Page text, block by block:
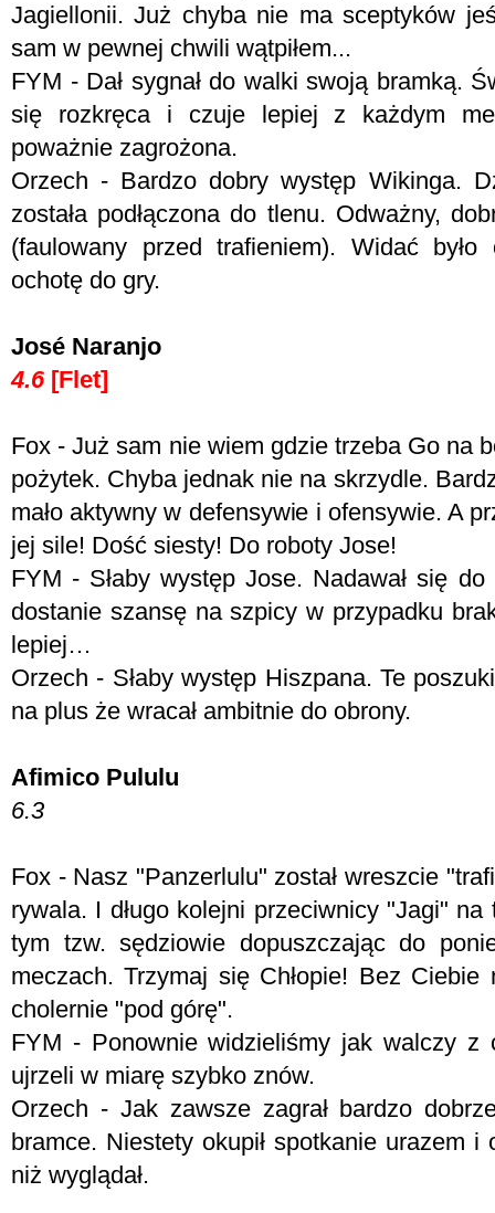
Jagiellonii. Już chyba nie ma sceptyków
sam w pewnej chwili wątpiłem...
FYM - Dał sygnał do walki swoją bramką.
się rozkręca i czuje lepiej z każdym
poważnie zagrożona.
Orzech - Bardzo dobry występ Wikinga.
została podłączona do tlenu. Odważny,
(faulowany przed trafieniem). Widać
ochotę do gry.
José Naranjo
4.6[Flet]
Fox - Już sam nie wiem gdzie trzeba Go na
pożytek. Chyba jednak nie na skrzydle.
mało aktywny w defensywie i ofensywie. A
jej sile! Dość siesty! Do roboty Jose!
FYM - Słaby występ Jose. Nadawał się
dostanie szansę na szpicy w przypadku
lepiej…
Orzech - Słaby występ Hiszpana. Te
na plus że wracał ambitnie do obrony.
Afimico Pululu
6.3
Fox - Nasz "Panzerlulu" został wreszcie
rywala. I długo kolejni przeciwnicy "Jagi"
tym tzw. sędziowie dopuszczając do
meczach. Trzymaj się Chłopie! Bez Ciebie
cholernie "pod górę".
FYM - Ponownie widzieliśmy jak walczy z
ujrzeli w miarę szybko znów.
Orzech - Jak zawsze zagrał bardzo
bramce. Niestety okupił spotkanie urazem i
niż wyglądał.